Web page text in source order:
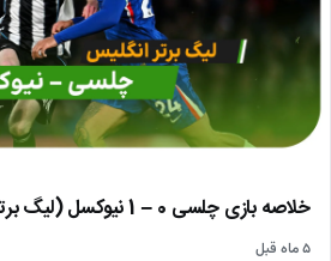
خلاصه بازی چلسی 0 – 1 نیوکسل (لیگ برتر انگلیس)
۵ ماه قبل